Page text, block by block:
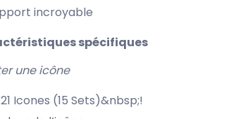
incroyable
spécifiques
une icône
Icones (15 Sets)&nbsp;!